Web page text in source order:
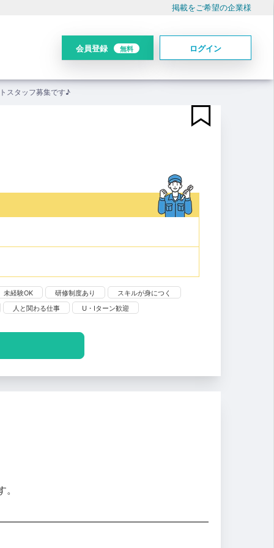
掲載をご希望の企業様
会員登録 無料 ログイン
スタッフ募集です♪
未経験OK 研修制度あり
スキルが身につく
人と関わる仕事 U・Iターン歓迎